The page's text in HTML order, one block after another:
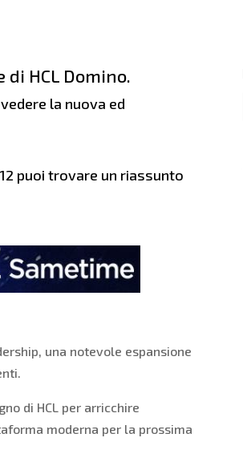
HCL Domino.
la nuova ed
puoi trovare un riassunto
una notevole espansione
di HCL per arricchire
moderna per la prossima